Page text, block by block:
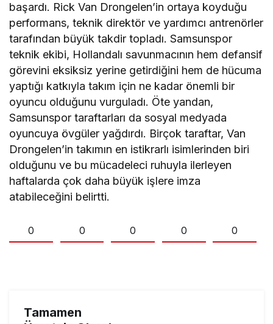
başardı. Rick Van Drongelen’in ortaya koyduğu
performans, teknik direktör ve yardımcı antrenörler
tarafından büyük takdir topladı. Samsunspor
teknik ekibi, Hollandalı savunmacının hem defansif
görevini eksiksiz yerine getirdiğini hem de hücuma
yaptığı katkıyla takım için ne kadar önemli bir
oyuncu olduğunu vurguladı. Öte yandan,
Samsunspor taraftarları da sosyal medyada
oyuncuya övgüler yağdırdı. Birçok taraftar, Van
Drongelen’in takımın en istikrarlı isimlerinden biri
olduğunu ve bu mücadeleci ruhuyla ilerleyen
haftalarda çok daha büyük işlere imza
atabileceğini belirtti.
0 0 0 0 0
Tamamen